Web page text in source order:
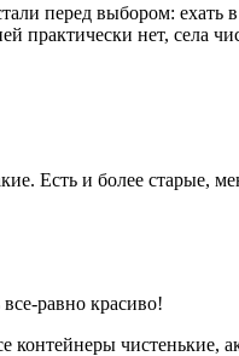
перед выбором: ехать
практически нет, села
Есть и более старые,
равно красиво!
контейнеры чистенькие,